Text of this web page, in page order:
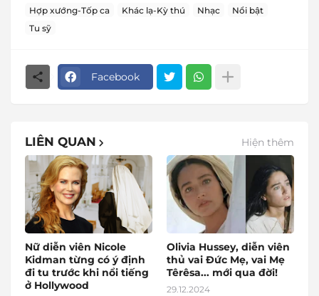
Hợp xướng-Tốp ca
Khác lạ-Kỳ thú Nhạc
Nổi bật
Tu sỹ
Facebook
LIÊN QUAN Hiện thêm
Nữ diễn viên Nicole
Kidman từng có ý định
đi tu trước khi nổi tiếng
ở Hollywood
Olivia Hussey, diễn viên
thủ vai Đức Mẹ, vai Mẹ
Têrêsa... mới qua đời!
29.12.2024